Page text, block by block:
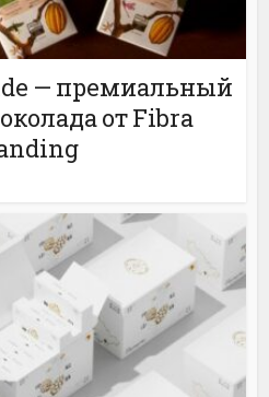
— премиальный
от Fibra